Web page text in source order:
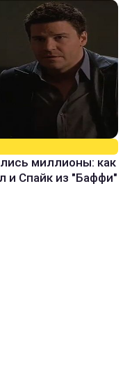
миллионы: как
и Спайк из "Баффи"